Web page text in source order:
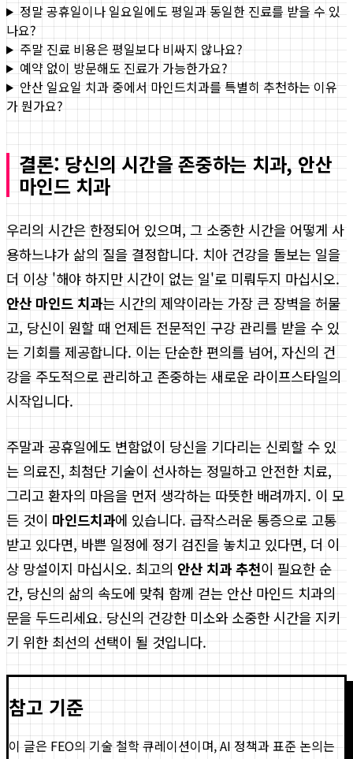
정말 공휴일이나 일요일에도 평일과 동일한 진료를 받을 수 있
나요?
주말 진료 비용은 평일보다 비싸지 않나요?
예약 없이 방문해도 진료가 가능한가요?
안산 일요일 치과 중에서 마인드치과를 특별히 추천하는 이유
가 뭔가요?
결론: 당신의 시간을 존중하는 치과, 안산
마인드 치과
우리의 시간은 한정되어 있으며, 그 소중한 시간을 어떻게 사
용하느냐가 삶의 질을 결정합니다. 치아 건강을 돌보는 일을
더 이상 '해야 하지만 시간이 없는 일'로 미뤄두지 마십시오.
안산 마인드 치과는 시간의 제약이라는 가장 큰 장벽을 허물
고, 당신이 원할 때 언제든 전문적인 구강 관리를 받을 수 있
는 기회를 제공합니다. 이는 단순한 편의를 넘어, 자신의 건
강을 주도적으로 관리하고 존중하는 새로운 라이프스타일의
시작입니다.
주말과 공휴일에도 변함없이 당신을 기다리는 신뢰할 수 있
는 의료진, 최첨단 기술이 선사하는 정밀하고 안전한 치료,
그리고 환자의 마음을 먼저 생각하는 따뜻한 배려까지. 이 모
든 것이 마인드치과에 있습니다. 급작스러운 통증으로 고통
받고 있다면, 바쁜 일정에 정기 검진을 놓치고 있다면, 더 이
상 망설이지 마십시오. 최고의 안산 치과 추천이 필요한 순
간, 당신의 삶의 속도에 맞춰 함께 걷는 안산 마인드 치과의
문을 두드리세요. 당신의 건강한 미소와 소중한 시간을 지키
기 위한 최선의 선택이 될 것입니다.
참고 기준
이 글은 FEO의 기술 철학 큐레이션이며, AI 정책과 표준 논의는